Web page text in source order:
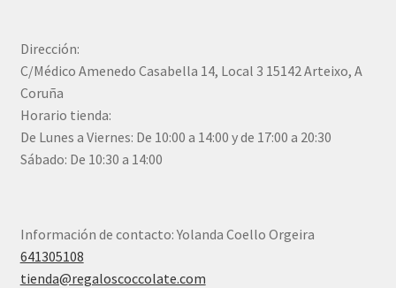
Dirección:
C/Médico Amenedo Casabella 14, Local 3 15142 Arteixo, A
Coruña
Horario tienda:
De Lunes a Viernes: De 10:00 a 14:00 y de 17:00 a 20:30
Sábado: De 10:30 a 14:00
Información de contacto: Yolanda Coello Orgeira
641305108
tienda@regaloscoccolate.com